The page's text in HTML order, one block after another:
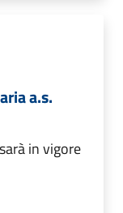
a.s.
in vigore